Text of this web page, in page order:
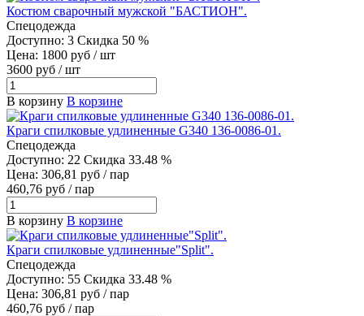
Костюм сварочный мужской "БАСТИОН".
Спецодежда
Доступно: 3 Скидка 50 %
Цена: 1800 руб / шт
3600 руб / шт
В корзину В корзине
Краги спилковые удлиненные G340 136-0086-01.
Спецодежда
Доступно: 22 Скидка 33.48 %
Цена: 306,81 руб / пар
460,76 руб / пар
В корзину В корзине
Краги спилковые удлиненные"Split".
Спецодежда
Доступно: 55 Скидка 33.48 %
Цена: 306,81 руб / пар
460,76 руб / пар